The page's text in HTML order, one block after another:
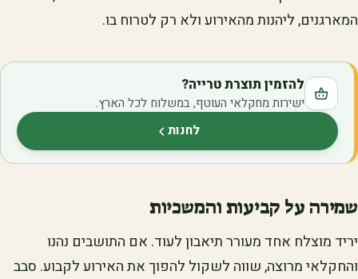
המארגנים, ליהנות מהאירוע ולא רק לטרוח בו.
להזמין תוצרת טרייה?
ישירות מחקלאי העוטף, במשלוח לכל הארץ.
לחנות(נפתח בלשונית חדשה)
שמירה על קביעות והמשכיות
יריד מוצלח אחד מעורר תיאבון לעוד. אם התושבים נהנו
והחקלאי מרוצה, שווה לשקול להפוך את האירוע לקבוע. סבב